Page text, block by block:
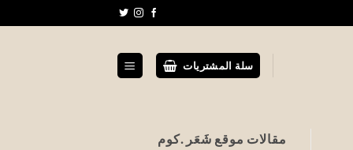
سلة المشتريات
مقالات موقع شَعَر .كوم